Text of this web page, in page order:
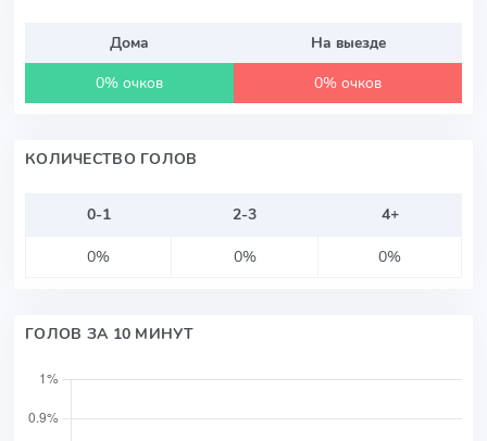
Дома
На выезде
0% очков
0% очков
КОЛИЧЕСТВО ГОЛОВ
0-1 2-3
4+
0%
0% 0%
ГОЛОВ ЗА 10 МИНУТ